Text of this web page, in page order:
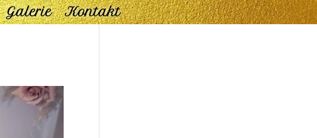
Galerie Kontakt